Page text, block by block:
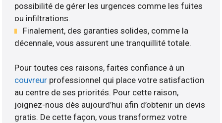
possibilité de gérer les urgences comme les fuites
ou infiltrations.
Finalement, des garanties solides, comme la
décennale, vous assurent une tranquillité totale.
Pour toutes ces raisons, faites confiance à un
couvreur professionnel qui place votre satisfaction
au centre de ses priorités. Pour cette raison,
joignez-nous dès aujourd’hui afin d’obtenir un devis
gratis. De cette façon, vous transformez votre